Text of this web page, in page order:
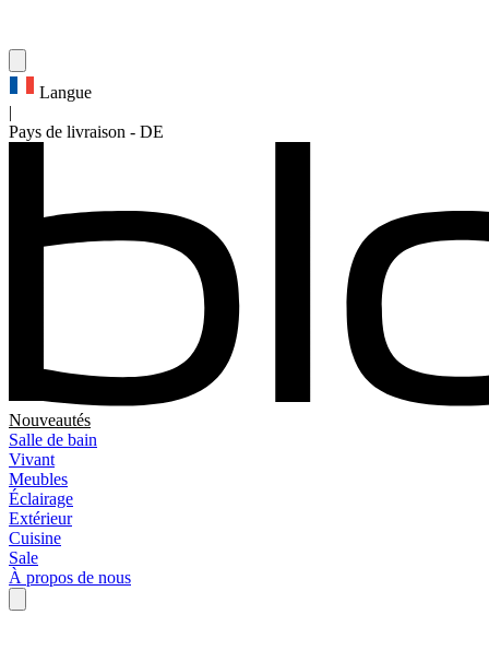
Langue
Pays de livraison - DE
Nouveautés
Salle de bain
Vivant
Meubles
Éclairage
Extérieur
Cuisine
Sale
À propos de nous